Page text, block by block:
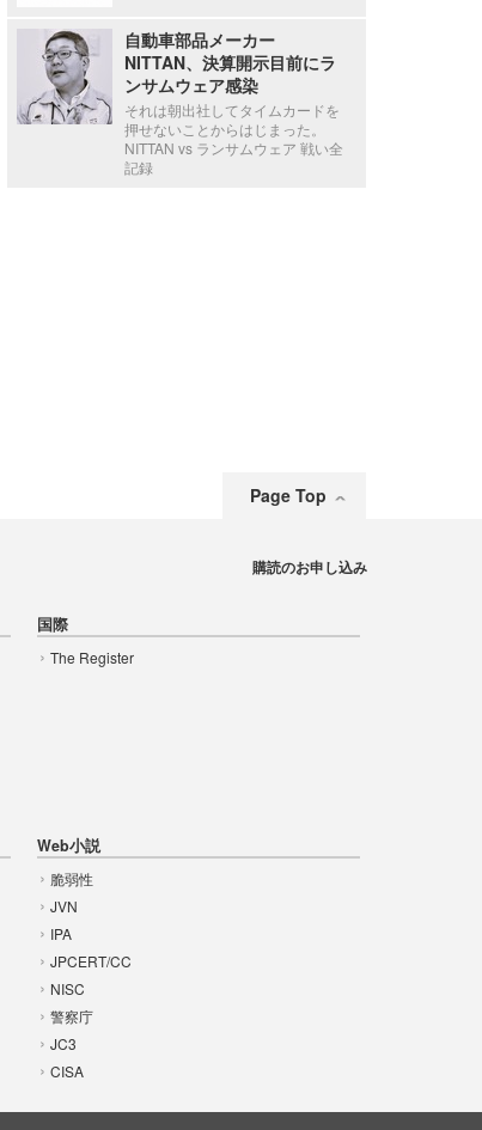
自動車部品メーカー
NITTAN、決算開示目前にラ
ンサムウェア感染
それは朝出社してタイムカードを
押せないことからはじまった。
NITTAN vs ランサムウェア 戦い全
記録
Page Top
国際
The Register
Web小説
脆弱性
JVN
IPA
JPCERT/CC
NISC
警察庁
JC3
CISA
購読のお申し込み